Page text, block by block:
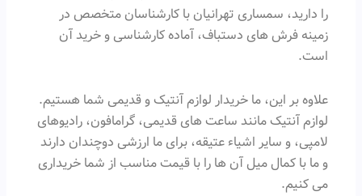
را دارید، سمساری تهرانیان با کارشناسان متخصص در
زمینه فرش های دستباف، آماده کارشناسی و خرید آن
است.
علاوه بر این، ما خریدار لوازم آنتیک و قدیمی شما هستیم.
لوازم آنتیک مانند ساعت های قدیمی، گرامافون، رادیوهای
لامپی، و سایر اشیاء عتیقه، برای ما ارزشی دوچندان دارند
و ما با کمال میل آن ها را با قیمت مناسب از شما خریداری
می کنیم.